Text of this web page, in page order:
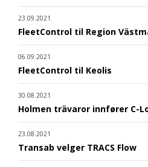
23.09.2021
FleetControl til Region
06.09.2021
FleetControl til Keolis
30.08.2021
Holmen trävaror innfører C-
23.08.2021
Transab velger TRACS Flow